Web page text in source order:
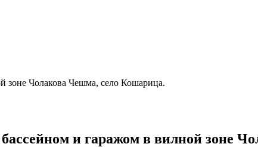
и гаражом в вилной зоне